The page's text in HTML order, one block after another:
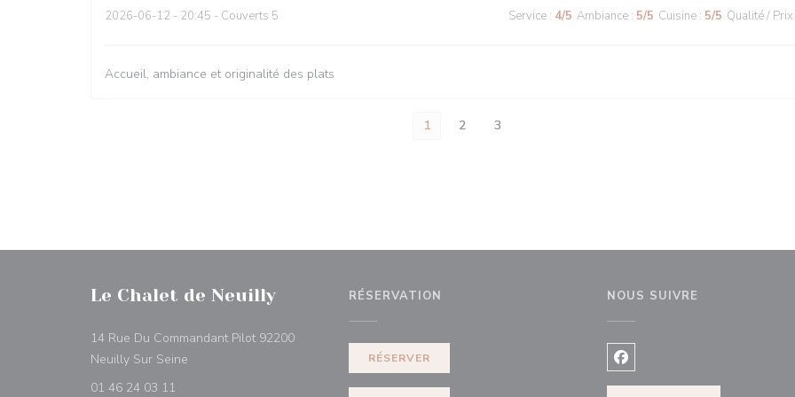
2026-06-12 - 20:45 - Couverts 5 Service : 4/5 Ambiance : 5/5 Cuisine : 5/5 Qualité / Prix
Accueil, ambiance et originalité des plats
1 2 3
Le Chalet de Neuilly
14 Rue Du Commandant Pilot 92200
Neuilly Sur Seine
01 46 24 03 11
RÉSERVATION
RÉSERVER
NOUS SUIVRE
Facebook ((ouvre une